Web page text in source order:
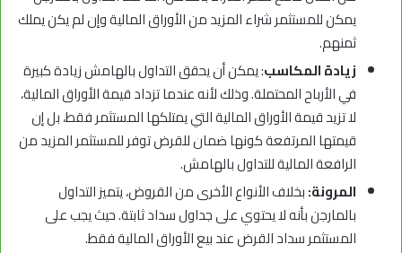
يمكن للمستثمر شراء المزيد من الأوراق المالية وإن لم يكن يملك
ثمنهم.
زيادة المكاسب: يمكن أن يحقق التداول بالهامش زيادة كبيرة
في الأرباح المحتملة. وذلك لأنه عندما تزداد قيمة الأوراق المالية،
لا تزيد قيمة الأوراق المالية التي يمتلكها المستثمر فقط، بل إن
قيمتها المرتفعة كونها ضمان للقرض توفر للمستثمر المزيد من
الرافعة المالية للتداول بالهامش.
المرونة:بخلاف الأنواع الأخرى من القروض، يتميز التداول
بالمارجن بأنه لا يحتوي على جداول سداد ثابتة. حيث يجب على
المستثمر سداد القرض عند بيع الأوراق المالية فقط.